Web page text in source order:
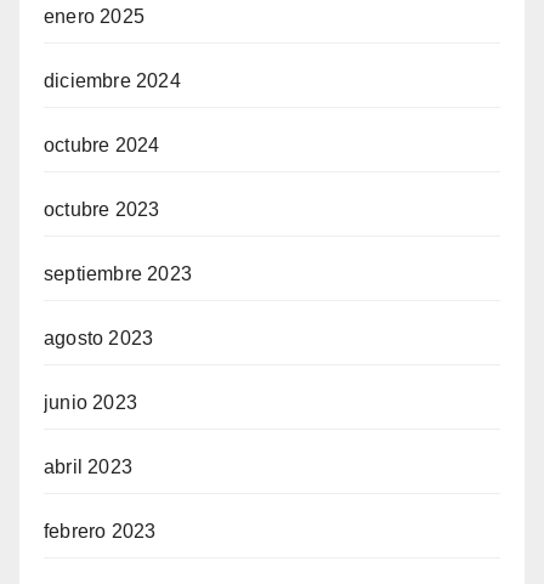
enero 2025
diciembre 2024
octubre 2024
octubre 2023
septiembre 2023
agosto 2023
junio 2023
abril 2023
febrero 2023